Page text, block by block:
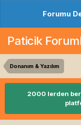
Forumu
Paticik
Donanım & Yazılım
2000 lerden